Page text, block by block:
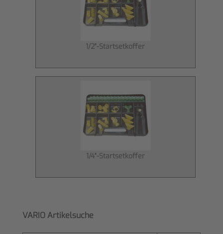
1/2"-Startsetkoffer
1/4"-Startsetkoffer
VARIO Artikelsuche